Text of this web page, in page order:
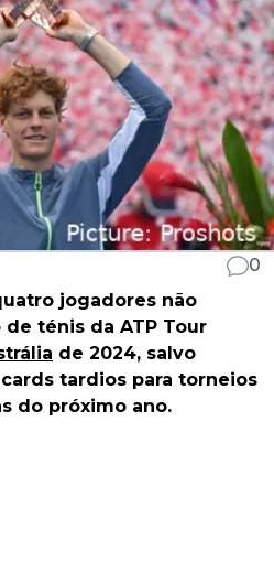
0
jogadores não
ténis da ATP Tour
de 2024, salvo
tardios para torneios
do próximo ano.